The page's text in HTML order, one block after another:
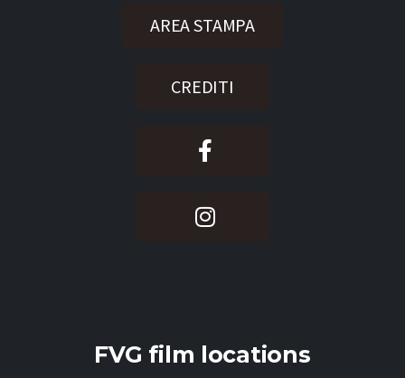
AREA STAMPA
CREDITI
FVG film locations